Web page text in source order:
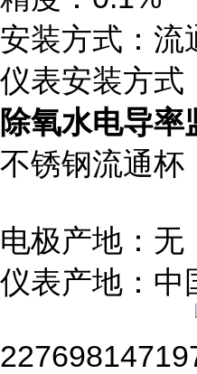
安装方式：流
仪表安装方式
除氧水电导率
不锈钢流通杯
电极产地：无
仪表产地：中